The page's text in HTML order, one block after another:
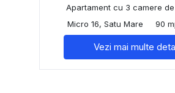
Apartament cu 3 camere
Micro 16, Satu Mare
90
Vezi mai multe